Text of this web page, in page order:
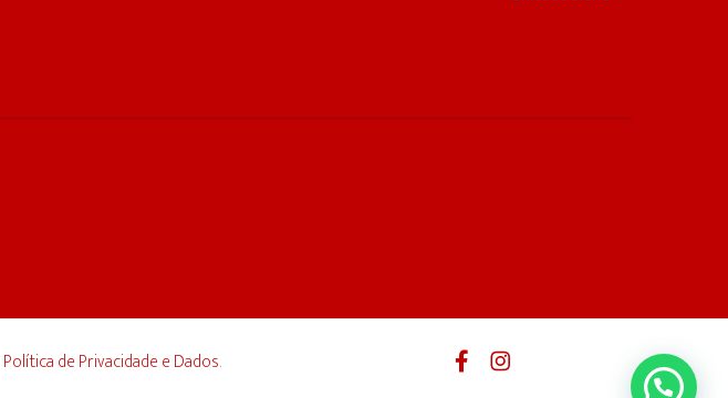
Política de Privacidade e Dados.